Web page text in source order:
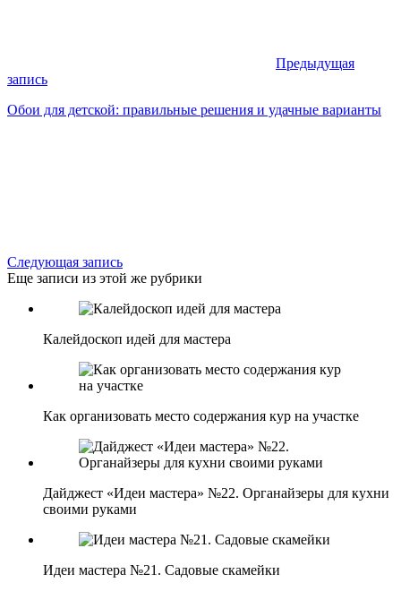
Предыдущая
запись
Обои для детской: правильные решения и удачные варианты
Следующая запись
Еще записи из этой же рубрики
Калейдоскоп идей для мастера
Как организовать место содержания кур на участке
Дайджест «Идеи мастера» №22. Органайзеры для кухни
своими руками
Идеи мастера №21. Садовые скамейки